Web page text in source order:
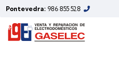
Pontevedra: 986 855 528